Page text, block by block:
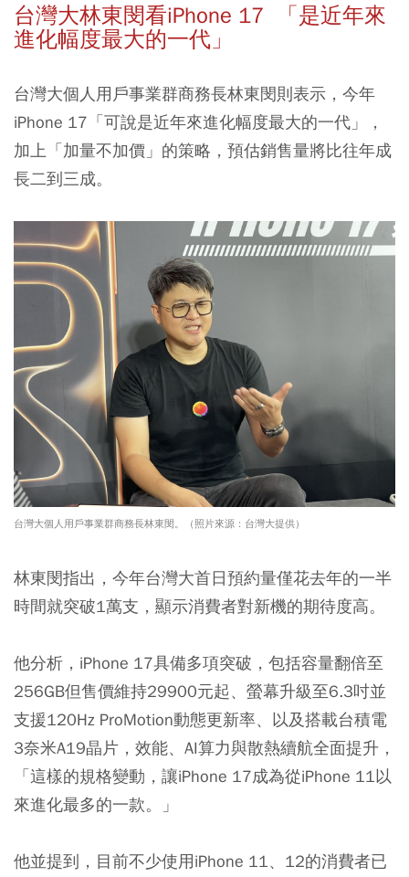
台灣大林東閔看iPhone 17 「是近年來
進化幅度最大的一代」
台灣大個人用戶事業群商務長林東閔則表示，今年
iPhone 17「可說是近年來進化幅度最大的一代」，
加上「加量不加價」的策略，預估銷售量將比往年成
長二到三成。
台灣大個人用戶事業群商務長林東閔。（照片來源：台灣大提供）
林東閔指出，今年台灣大首日預約量僅花去年的一半
時間就突破1萬支，顯示消費者對新機的期待度高。
他分析，iPhone 17具備多項突破，包括容量翻倍至
256GB但售價維持29900元起、螢幕升級至6.3吋並
支援120Hz ProMotion動態更新率、以及搭載台積電
3奈米A19晶片，效能、AI算力與散熱續航全面提升，
「這樣的規格變動，讓iPhone 17成為從iPhone 11以
來進化最多的一款。」
他並提到，目前不少使用iPhone 11、12的消費者已